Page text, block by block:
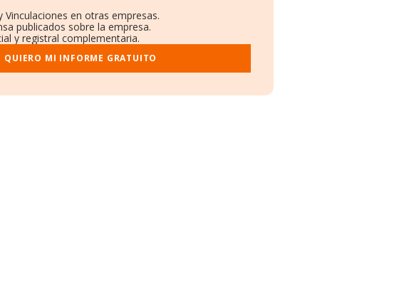
Vinculaciones en otras empresas.
publicados sobre la empresa.
y registral complementaria.
QUIERO MI INFORME GRATUITO